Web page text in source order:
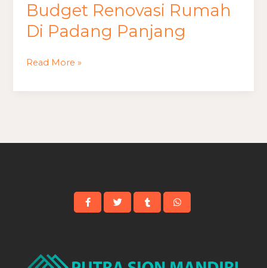
Budget Renovasi Rumah
Di Padang Panjang
Read More »